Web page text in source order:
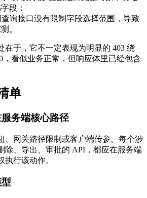
段；
查询接口没有限制字段选择范围，导致
。
在于，它不一定表现为明显的 403 绕
，看似业务正常，但响应体里已经包含
单
务端核心路径
、网关路径限制或客户端传参。每个涉
除、导出、审批的 API，都应在服务端
行该动作。